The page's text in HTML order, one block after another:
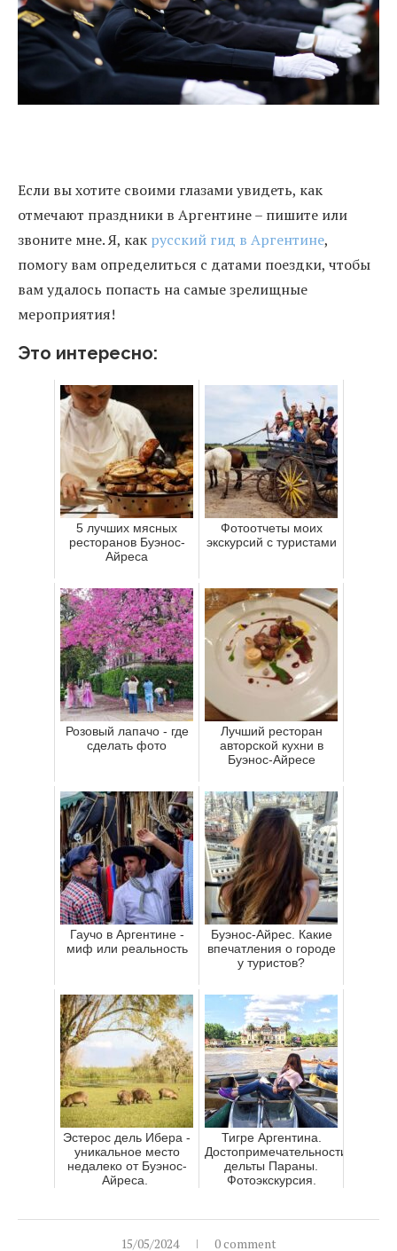
Если вы хотите своими глазами увидеть, как
отмечают праздники в Аргентине – пишите или
звоните мне. Я, как русский гид в Аргентине,
помогу вам определиться с датами поездки, чтобы
вам удалось попасть на самые зрелищные
мероприятия!
Это интересно:
5 лучших мясных
ресторанов Буэнос-
Айреса
Фотоотчеты моих
экскурсий с туристами
Розовый лапачо - где
сделать фото
Лучший ресторан
авторской кухни в
Буэнос-Айресе
Гаучо в Аргентине -
миф или реальность
Буэнос-Айрес. Какие
впечатления о городе
у туристов?
Эстерос дель Ибера -
уникальное место
недалеко от Буэнос-
Айреса.
Тигре Аргентина.
Достопримечательности
дельты Параны.
Фотоэкскурсия.
15/05/2024 0 comment